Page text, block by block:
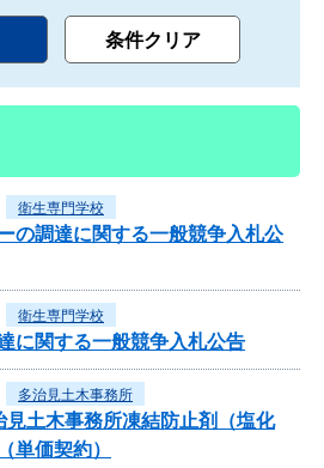
衛生専門学校
の調達に関する一般競争入札公
衛生専門学校
に関する一般競争入札公告
多治見土木事務所
土木事務所凍結防止剤（塩化
単価契約）